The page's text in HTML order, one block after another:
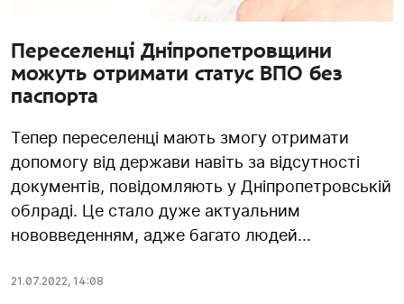
Переселенці Дніпропетровщини
можуть отримати статус ВПО без
паспорта
Тепер переселенці мають змогу отримати
допомогу від держави навіть за відсутності
документів, повідомляють у Дніпропетровській
облраді. Це стало дуже актуальним
нововведенням, адже багато людей...
21.07.2022, 14:08